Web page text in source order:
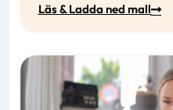
Läs & Ladda ned mall